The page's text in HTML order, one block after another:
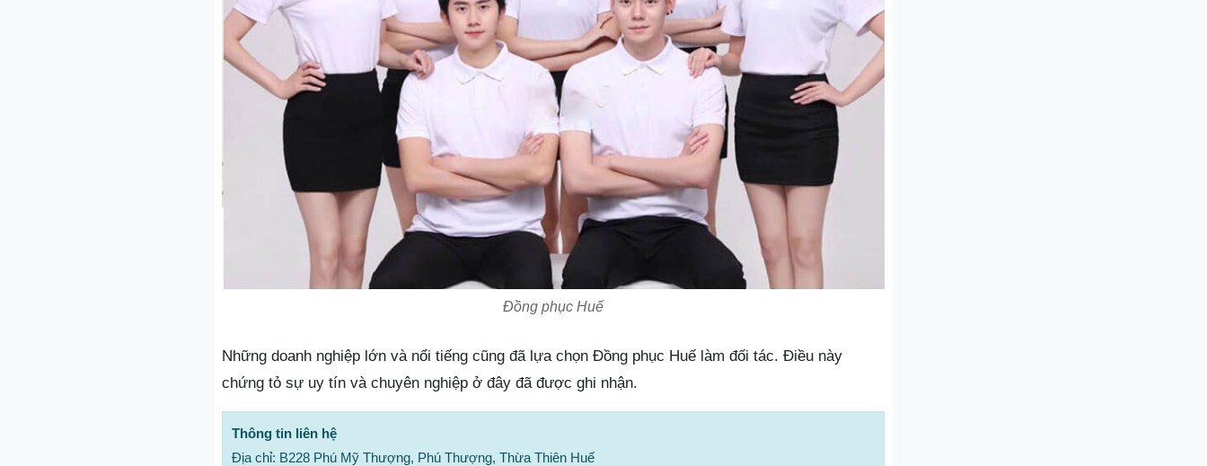
Đồng phục Huế
Những doanh nghiệp lớn và nổi tiếng cũng đã lựa chọn Đồng phục Huế làm đối tác. Điều này
chứng tỏ sự uy tín và chuyên nghiệp ở đây đã được ghi nhận.
Thông tin liên hệ
Địa chỉ: B228 Phú Mỹ Thượng, Phú Thượng, Thừa Thiên Huế